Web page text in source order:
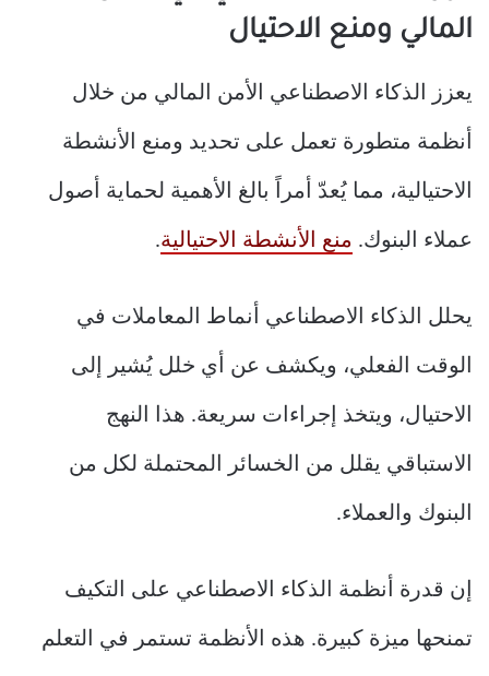
المالي ومنع الاحتيال
يعزز الذكاء الاصطناعي الأمن المالي من خلال
أنظمة متطورة تعمل على تحديد ومنع الأنشطة
الاحتيالية، مما يُعدّ أمراً بالغ الأهمية لحماية أصول
عملاء البنوك. منع الأنشطة الاحتيالية.
يحلل الذكاء الاصطناعي أنماط المعاملات في
الوقت الفعلي، ويكشف عن أي خلل يُشير إلى
الاحتيال، ويتخذ إجراءات سريعة. هذا النهج
الاستباقي يقلل من الخسائر المحتملة لكل من
البنوك والعملاء.
إن قدرة أنظمة الذكاء الاصطناعي على التكيف
تمنحها ميزة كبيرة. هذه الأنظمة تستمر في التعلم